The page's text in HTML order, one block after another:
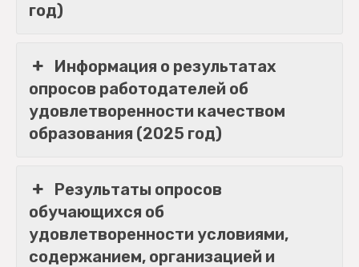
год)
Информация о результатах
опросов работодателей об
удовлетворенности качеством
образования (2025 год)
Результаты опросов
обучающихся об
удовлетворенности условиями,
содержанием, организацией и